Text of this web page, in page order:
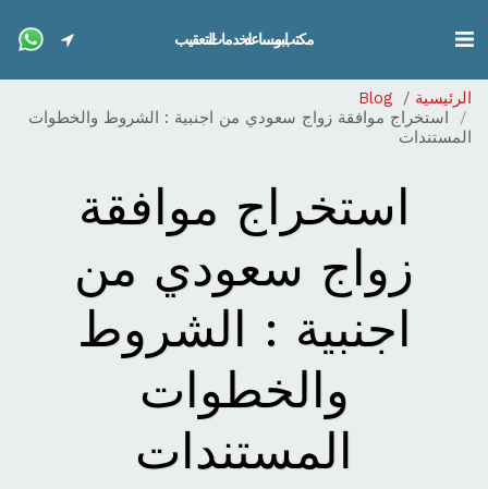
مكتب ابو مساعد لخدمات التعقيب
الرئيسية
Blog
استخراج موافقة زواج سعودي من اجنبية : الشروط والخطوات
المستندات
استخراج موافقة
زواج سعودي من
اجنبية : الشروط
والخطوات
المستندات